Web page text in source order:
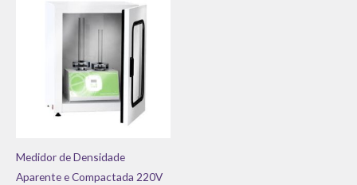
Medidor de Densidade
Aparente e Compactada 220V